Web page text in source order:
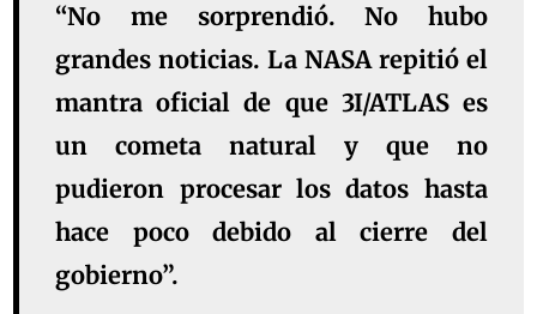
“No me sorprendió. No hubo
grandes noticias. La NASA repitió el
mantra oficial de que 3I/ATLAS es
un cometa natural y que no
pudieron procesar los datos hasta
hace poco debido al cierre del
gobierno”.